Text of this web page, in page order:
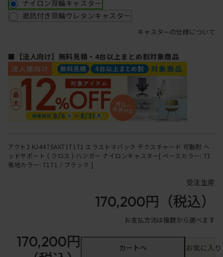
ナイロン双輪キャスター
抵抗付き双輪ウレタンキャスター
キャスターの仕様について
■【法人向け】無料見積・4台以上まとめ割対象商品
アクト2 KJ447SAXT1T1T1 エラストマバック テクスチャード 可動肘 ヘ
ッドサポート ( クロス ) ハンガー ナイロンキャスター[ ベースカラー: T1
張地カラー: T1T1 / ブラック ]
受注生産
170,200円 （税込）
お支払方法は複数から選べます
170,200円
カートへ お気に入